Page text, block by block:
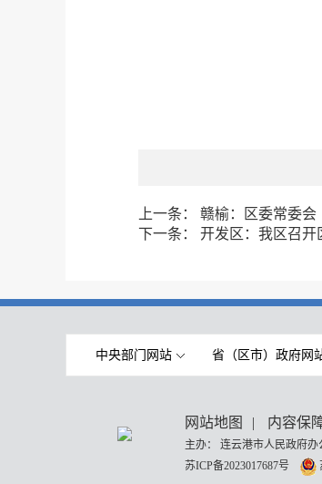
上一条：
赣榆：区委常委会
下一条：
开发区：我区召开
中央部门网站 省（区市）政府网
网站地图 | 内容保
主办： 连云港市人民政府
苏ICP备2023017687号